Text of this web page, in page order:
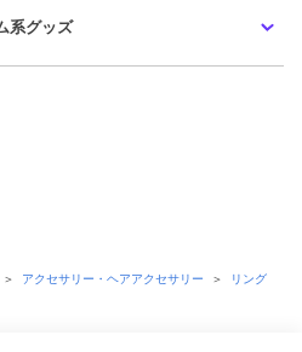
系グッズ
＞ アクセサリー・ヘアアクセサリー ＞
リング